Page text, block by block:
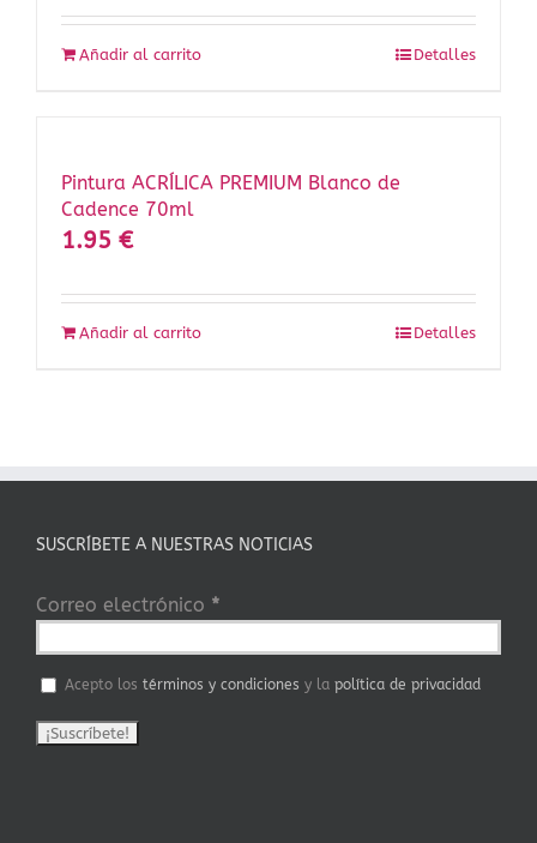
Añadir al carrito Detalles
Pintura ACRÍLICA PREMIUM Blanco de
Cadence 70ml
1.95 €
Añadir al carrito Detalles
SUSCRÍBETE A NUESTRAS NOTICIAS
Correo electrónico *
Acepto los términos y condiciones y la política de privacidad